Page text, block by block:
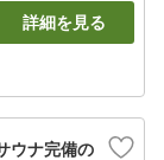
詳細を見る
ウナ完備の